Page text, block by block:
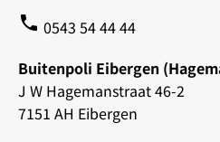
phone 0543 54 44 44
Buitenpoli Eibergen
J W Hagemanstraat 46-2
7151 AH Eibergen